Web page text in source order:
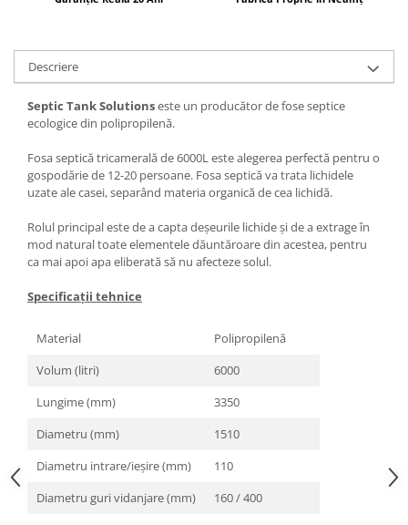
Descriere
Septic Tank Solutionseste un producător de fose septice
ecologice din polipropilenă.
Fosa septică tricamerală de 6000L este alegerea perfectă pentru o
gospodărie de 12-20 persoane. Fosa septică va trata lichidele
uzate ale casei, separând materia organică de cea lichidă.
Rolul principal este de a capta deșeurile lichide și de a extrage în
mod natural toate elementele dăuntăroare din acestea, pentru
ca mai apoi apa eliberată să nu afecteze solul.
Specificații tehnice
Material
Polipropilenă
Volum (litri)
6000
Lungime (mm)
3350
Diametru (mm)
1510
Diametru intrare/ieșire (mm)
110
Diametru guri vidanjare (mm)
160 / 400